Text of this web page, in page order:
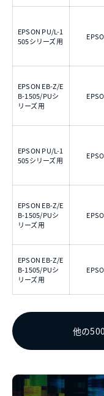
EPSON PU/L-1
505シリーズ用
EPSON EB-Z/E
B-1505/PUシ
リーズ用
EPSON PU/L-1
505シリーズ用
EPSON EB-Z/E
B-1505/PUシ
リーズ用
EPSON EB-Z/E
B-1505/PUシ
リーズ用
他の